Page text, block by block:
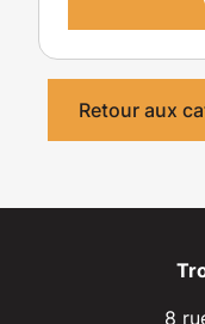
raffiné du
l'entretien
de
apprécié dans
salons, les
Retour aux
8